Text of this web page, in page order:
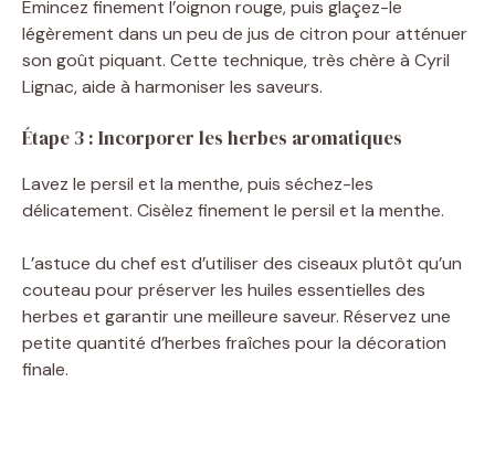
Émincez finement l’oignon rouge, puis glaçez-le
légèrement dans un peu de jus de citron pour atténuer
son goût piquant. Cette technique, très chère à Cyril
Lignac, aide à harmoniser les saveurs.
Étape 3 : Incorporer les herbes aromatiques
Lavez le persil et la menthe, puis séchez-les
délicatement. Cisèlez finement le persil et la menthe.
L’astuce du chef est d’utiliser des ciseaux plutôt qu’un
couteau pour préserver les huiles essentielles des
herbes et garantir une meilleure saveur. Réservez une
petite quantité d’herbes fraîches pour la décoration
finale.